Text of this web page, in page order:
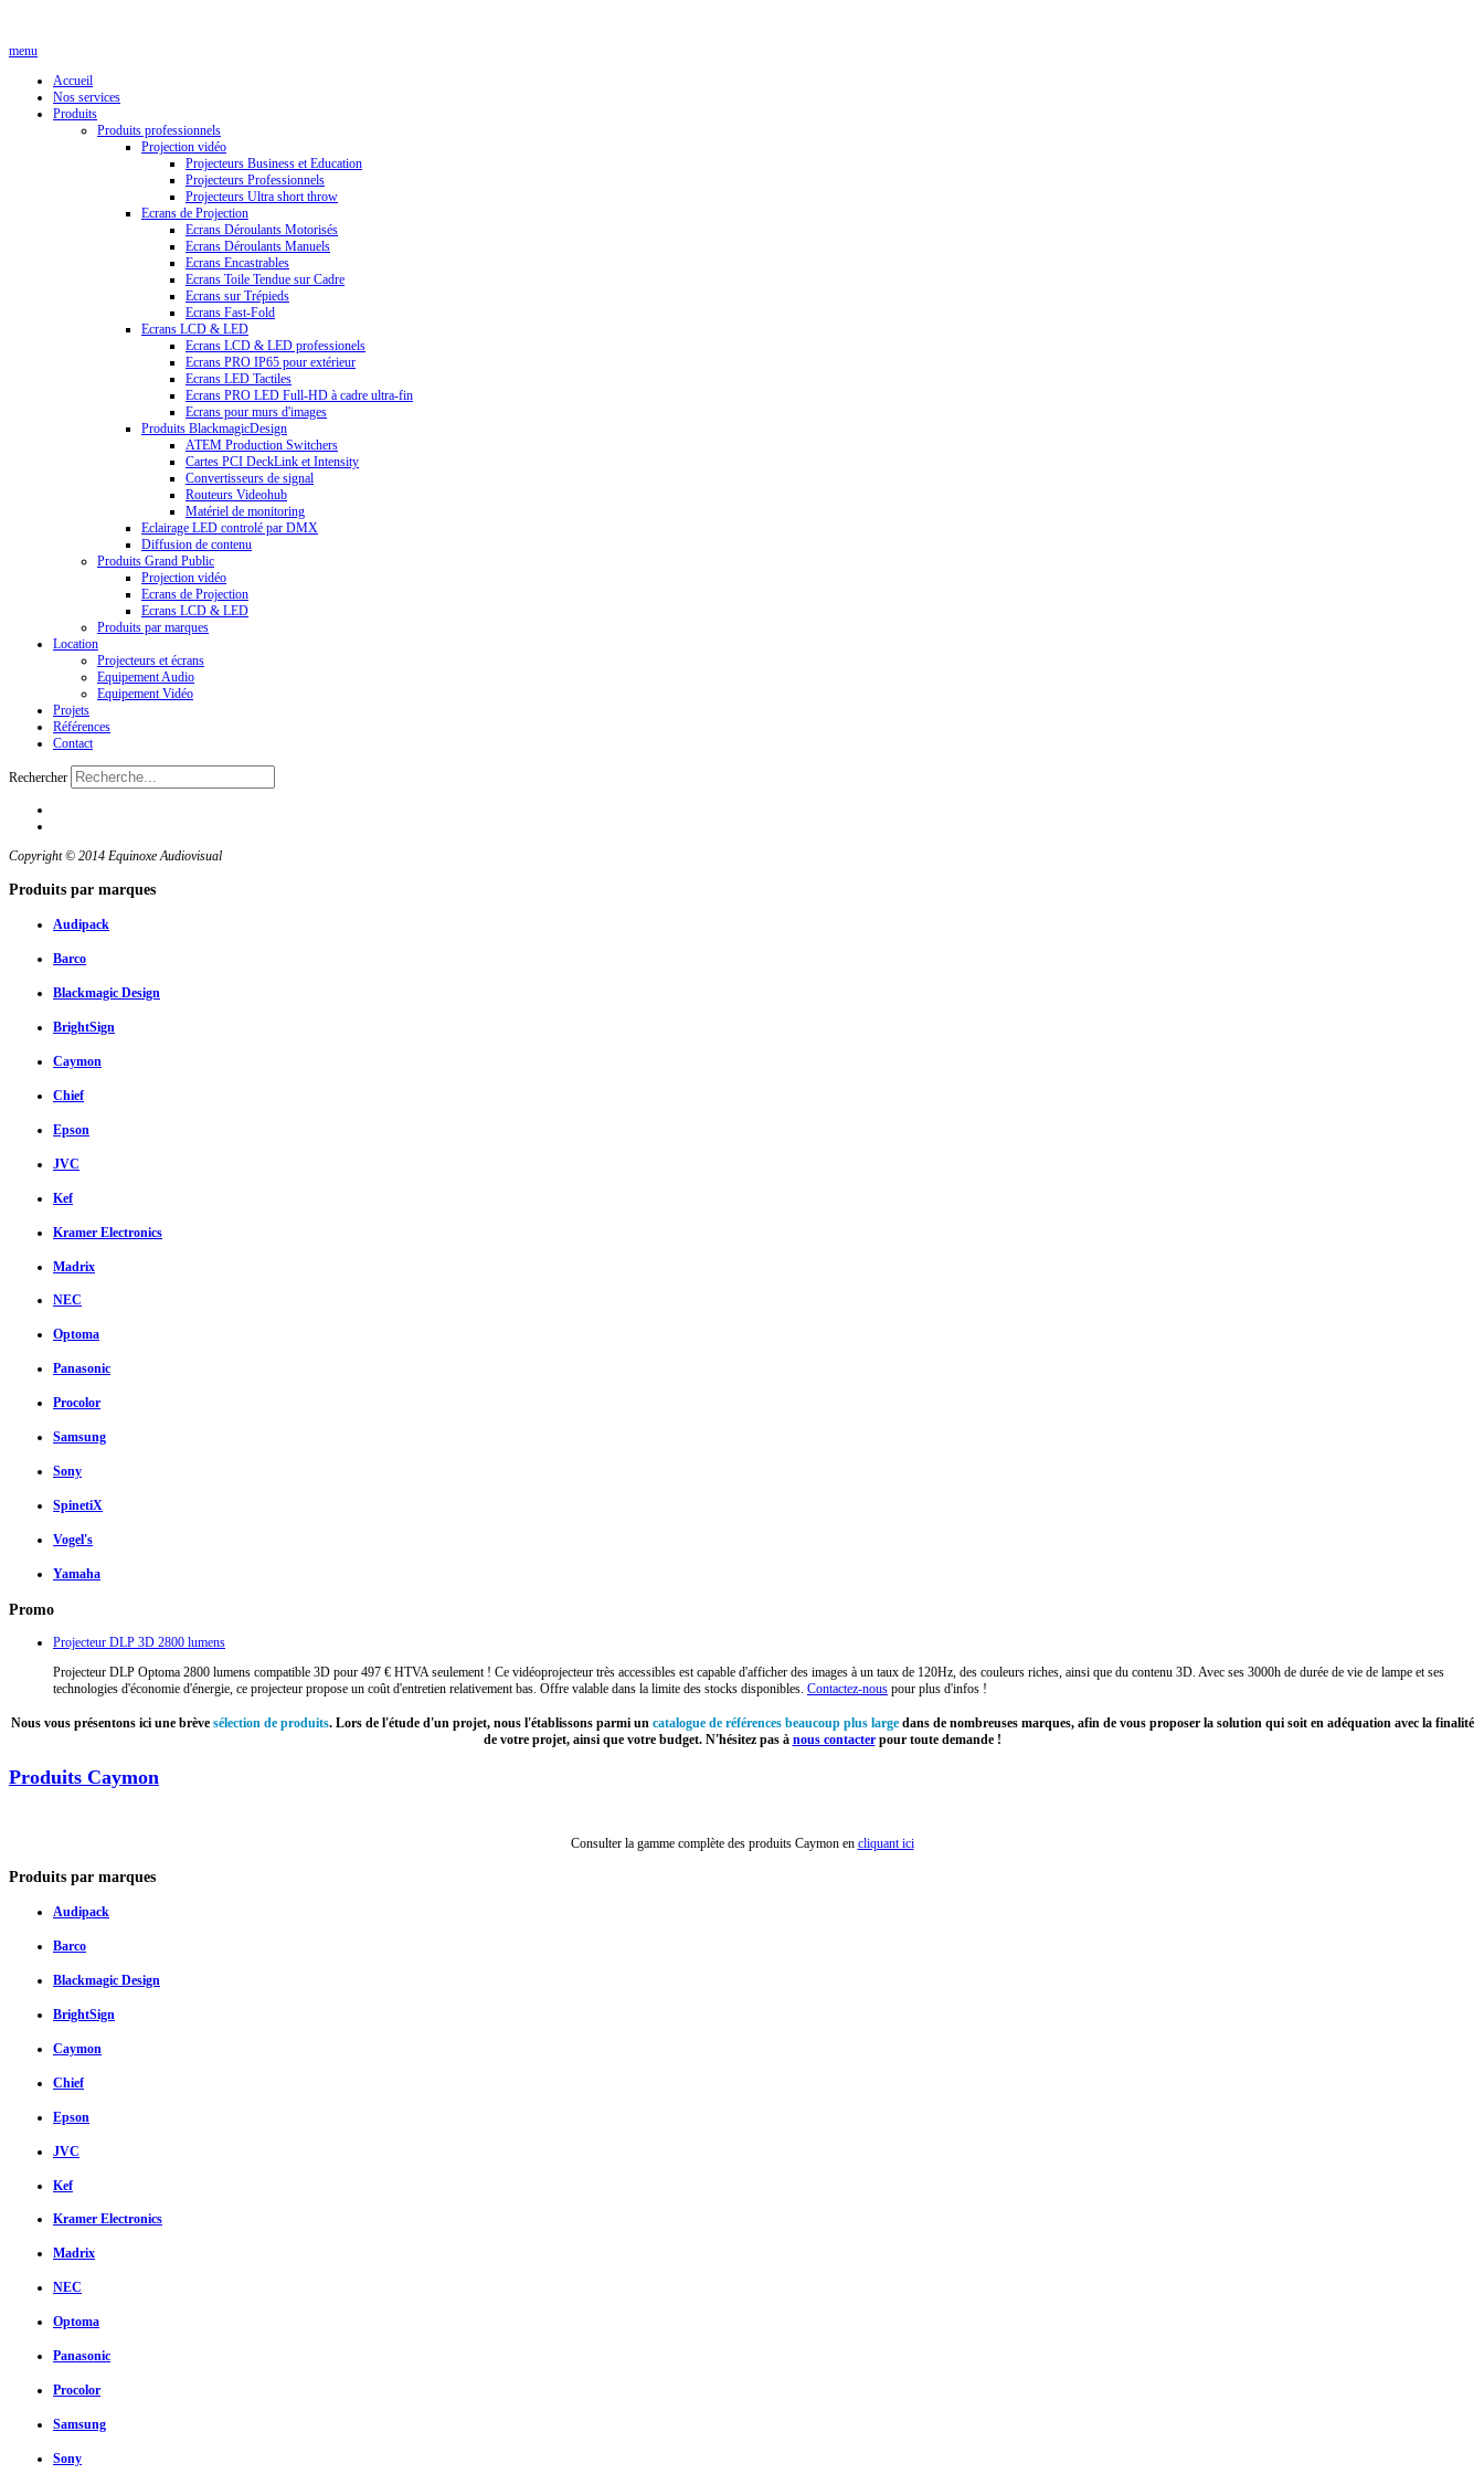
menu
Accueil
Nos services
Produits
Produits professionnels
Projection vidéo
Projecteurs Business et Education
Projecteurs Professionnels
Projecteurs Ultra short throw
Ecrans de Projection
Ecrans Déroulants Motorisés
Ecrans Déroulants Manuels
Ecrans Encastrables
Ecrans Toile Tendue sur Cadre
Ecrans sur Trépieds
Ecrans Fast-Fold
Ecrans LCD & LED
Ecrans LCD & LED professionels
Ecrans PRO IP65 pour extérieur
Ecrans LED Tactiles
Ecrans PRO LED Full-HD à cadre ultra-fin
Ecrans pour murs d'images
Produits BlackmagicDesign
ATEM Production Switchers
Cartes PCI DeckLink et Intensity
Convertisseurs de signal
Routeurs Videohub
Matériel de monitoring
Eclairage LED controlé par DMX
Diffusion de contenu
Produits Grand Public
Projection vidéo
Ecrans de Projection
Ecrans LCD & LED
Produits par marques
Location
Projecteurs et écrans
Equipement Audio
Equipement Vidéo
Projets
Références
Contact
Rechercher
Copyright © 2014 Equinoxe Audiovisual
Produits par marques
Audipack
Barco
Blackmagic Design
BrightSign
Caymon
Chief
Epson
JVC
Kef
Kramer Electronics
Madrix
NEC
Optoma
Panasonic
Procolor
Samsung
Sony
SpinetiX
Vogel's
Yamaha
Promo
Projecteur DLP 3D 2800 lumens
Projecteur DLP Optoma 2800 lumens compatible 3D pour 497 € HTVA seulement ! Ce vidéoprojecteur très accessibles est capable d'afficher des images à un taux de 120Hz, des couleurs riches, ainsi que du contenu 3D. Avec ses 3000h de durée de vie de lampe et ses
technologies d'économie d'énergie, ce projecteur propose un coût d'entretien relativement bas. Offre valable dans la limite des stocks disponibles. Contactez-nous pour plus d'infos !
Nous vous présentons ici une brève sélection de produits. Lors de l'étude d'un projet, nous l'établissons parmi un catalogue de références beaucoup plus largedans de nombreuses marques, afin de vous proposer la solution qui soit en adéquation avec la finalité
de votre projet, ainsi que votre budget. N'hésitez pas à nous contacterpour toute demande !
Produits Caymon
Consulter la gamme complète des produits Caymon en cliquant ici
Produits par marques
Audipack
Barco
Blackmagic Design
BrightSign
Caymon
Chief
Epson
JVC
Kef
Kramer Electronics
Madrix
NEC
Optoma
Panasonic
Procolor
Samsung
Sony